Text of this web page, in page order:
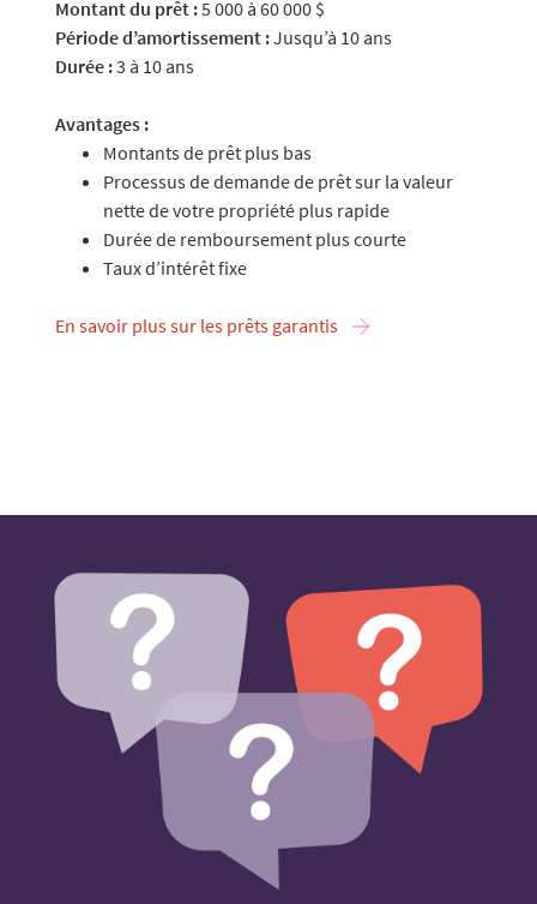
Montant du prêt :5 000 à 60 000 $
Période d’amortissement :Jusqu’à 10 ans
Durée :3 à 10 ans
Avantages :
Montants de prêt plus bas
Processus de demande de prêt sur la valeur
nette de votre propriété plus rapide
Durée de remboursement plus courte
Taux d’intérêt fixe
En savoir plus sur les prêts garantis